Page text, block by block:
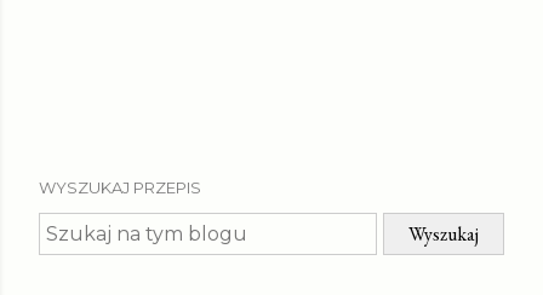
WYSZUKAJ PRZEPIS